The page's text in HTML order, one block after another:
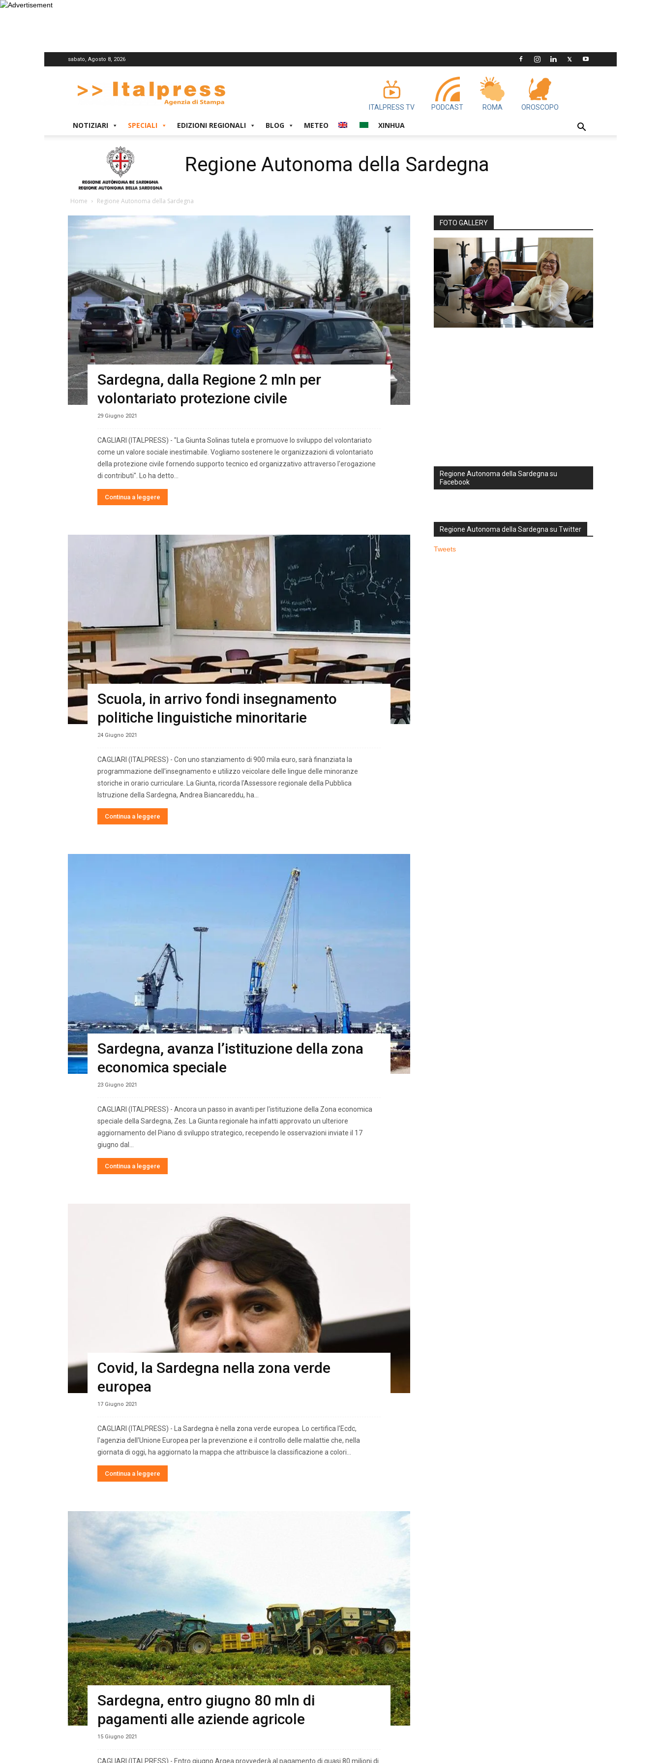
sabato, Agosto 8, 2026
ITALPRESS TV PODCAST ROMA OROSCOPO
NOTIZIARI SPECIALI EDIZIONI REGIONALI BLOG METEO XINHUA
Regione Autonoma della Sardegna
Home Regione Autonoma della Sardegna
Sardegna, dalla Regione 2 mln per
volontariato protezione civile
29 Giugno 2021
CAGLIARI (ITALPRESS) - "La Giunta Solinas tutela e promuove lo sviluppo del volontariato
come un valore sociale inestimabile. Vogliamo sostenere le organizzazioni di volontariato
della protezione civile fornendo supporto tecnico ed organizzativo attraverso l'erogazione
di contributi". Lo ha detto...
Continua a leggere
Scuola, in arrivo fondi insegnamento
politiche linguistiche minoritarie
24 Giugno 2021
CAGLIARI (ITALPRESS) - Con uno stanziamento di 900 mila euro, sarà finanziata la
programmazione dell'insegnamento e utilizzo veicolare delle lingue delle minoranze
storiche in orario curriculare. La Giunta, ricorda l'Assessore regionale della Pubblica
Istruzione della Sardegna, Andrea Biancareddu, ha...
Continua a leggere
Sardegna, avanza l’istituzione della zona
economica speciale
23 Giugno 2021
CAGLIARI (ITALPRESS) - Ancora un passo in avanti per l'istituzione della Zona economica
speciale della Sardegna, Zes. La Giunta regionale ha infatti approvato un ulteriore
aggiornamento del Piano di sviluppo strategico, recependo le osservazioni inviate il 17
giugno dal...
Continua a leggere
Covid, la Sardegna nella zona verde
europea
17 Giugno 2021
CAGLIARI (ITALPRESS) - La Sardegna è nella zona verde europea. Lo certifica l'Ecdc,
l'agenzia dell'Unione Europea per la prevenzione e il controllo delle malattie che, nella
giornata di oggi, ha aggiornato la mappa che attribuisce la classificazione a colori...
Continua a leggere
Sardegna, entro giugno 80 mln di
pagamenti alle aziende agricole
15 Giugno 2021
CAGLIARI (ITALPRESS) - Entro giugno Argea provvederà al pagamento di quasi 80 milioni di
FOTO GALLERY
Regione Autonoma della Sardegna su
Facebook
Regione Autonoma della Sardegna su Twitter
Tweets